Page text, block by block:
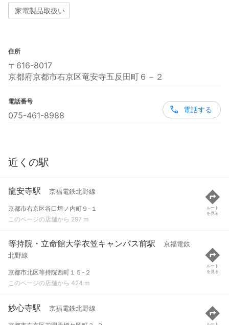
家電製品取扱い
住所
〒616-8017
京都府京都市右京区竜安寺五反田町６－２
電話番号
075-461-8988
電話する
近くの駅
龍安寺駅 京福電鉄北野線
京都市右京区谷口垣ノ内町９-１
このページの店舗から 297 m
ルート
を見る
等持院・立命館大学衣笠キャンパス前駅
京福電鉄
北野線
京都市北区等持院西町１５-２
このページの店舗から 424 m
ルート
を見る
妙心寺駅 京福電鉄北野線